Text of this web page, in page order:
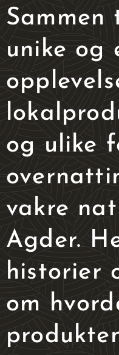
Sammen
unike og
og ulike
vakre
Agder.
historier
om